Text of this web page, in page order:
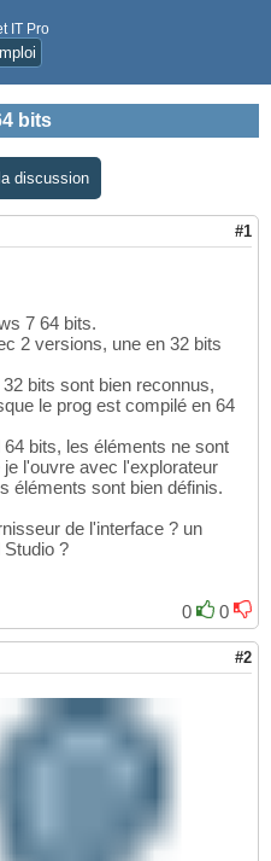
IT Pro
bits
discussion
#1
7 64 bits.
2 versions, une en 32 bits
bits sont bien reconnus,
le prog est compilé en 64
bits, les éléments ne sont
l'ouvre avec l'explorateur
éléments sont bien définis.
de l'interface ? un
?
0
0
#2